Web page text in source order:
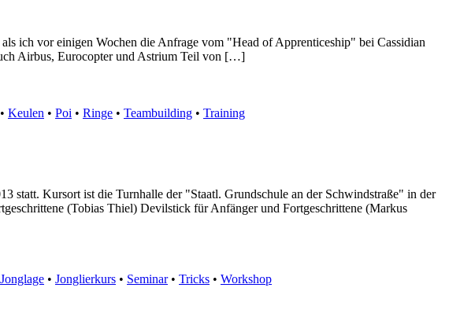
ich vor einigen Wochen die Anfrage vom "Head of Apprenticeship" bei Cassidian
Airbus, Eurocopter und Astrium Teil von […]
• Keulen • Poi • Ringe • Teambuilding • Training
statt. Kursort ist die Turnhalle der "Staatl. Grundschule an der Schwindstraße" in der
(Tobias Thiel) Devilstick für Anfänger und Fortgeschrittene (Markus
Jonglage • Jonglierkurs • Seminar• Tricks • Workshop